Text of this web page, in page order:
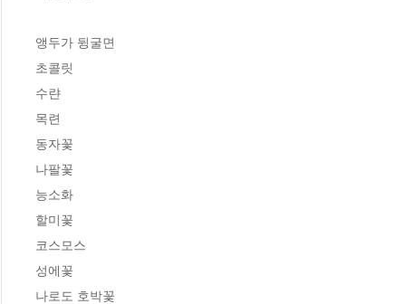
앵두가 뒹굴면
초콜릿
수랸
목련
동자꽃
나팔꽃
능소화
할미꽃
코스모스
성에꽃
나로도 호박꽃